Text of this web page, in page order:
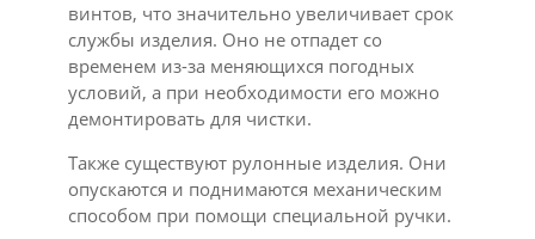
винтов, что значительно увеличивает срок
службы изделия. Оно не отпадет со
временем из-за меняющихся погодных
условий, а при необходимости его можно
демонтировать для чистки.
Также существуют рулонные изделия. Они
опускаются и поднимаются механическим
способом при помощи специальной ручки.